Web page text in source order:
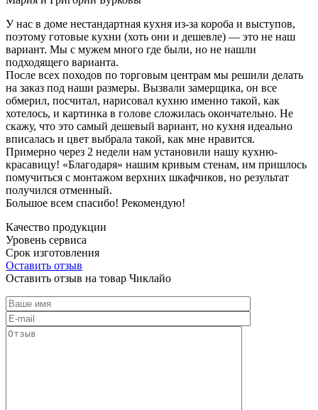
У нас в доме нестандартная кухня из-за короба и выступов,
поэтому готовые кухни (хоть они и дешевле) — это не наш
вариант. Мы с мужем много где были, но не нашли
подходящего варианта.
После всех походов по торговым центрам мы решили делать
на заказ под наши размеры. Вызвали замерщика, он все
обмерил, посчитал, нарисовал кухню именно такой, как
хотелось, и картинка в голове сложилась окончательно. Не
скажу, что это самый дешевый вариант, но кухня идеально
вписалась и цвет выбрала такой, как мне нравится.
Примерно через 2 недели нам установили нашу кухню-
красавицу! «Благодаря» нашим кривым стенам, им пришлось
помучиться с монтажом верхних шкафчиков, но результат
получился отменный.
Большое всем спасибо! Рекомендую!
Качество продукции
Уровень сервиса
Срок изготовления
Оставить отзыв
Оставить отзыв на товар Чиклайо